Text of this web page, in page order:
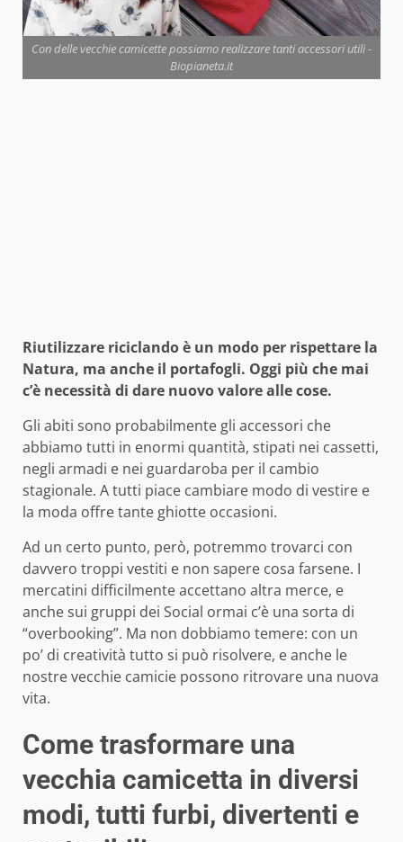
Con delle vecchie camicette possiamo realizzare tanti accessori utili -
Biopianeta.it
Riutilizzare riciclando è un modo per rispettare la
Natura, ma anche il portafogli. Oggi più che mai
c’è necessità di dare nuovo valore alle cose.
Gli abiti sono probabilmente gli accessori che
abbiamo tutti in enormi quantità, stipati nei cassetti,
negli armadi e nei guardaroba per il cambio
stagionale. A tutti piace cambiare modo di vestire e
la moda offre tante ghiotte occasioni.
Ad un certo punto, però, potremmo trovarci con
davvero troppi vestiti e non sapere cosa farsene. I
mercatini difficilmente accettano altra merce, e
anche sui gruppi dei Social ormai c’è una sorta di
“overbooking”. Ma non dobbiamo temere: con un
po’ di creatività tutto si può risolvere, e anche le
nostre vecchie camicie possono ritrovare una nuova
vita.
Come trasformare una
vecchia camicetta in diversi
modi, tutti furbi, divertenti e